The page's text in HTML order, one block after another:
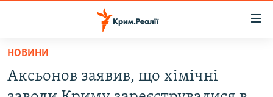
Перейти
основного
матеріалу
НОВИНИ
Аксьонов заявив, що хімічні